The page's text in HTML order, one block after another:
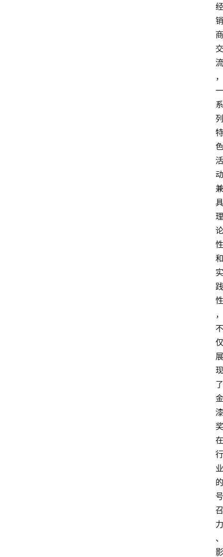
经
销
商
交
流
，
一
系
列
特
色
活
动
兼
具
理
论
性
和
实
践
性
，
不
仅
展
现
了
金
漆
奖
在
行
业
的
号
召
力
、
影